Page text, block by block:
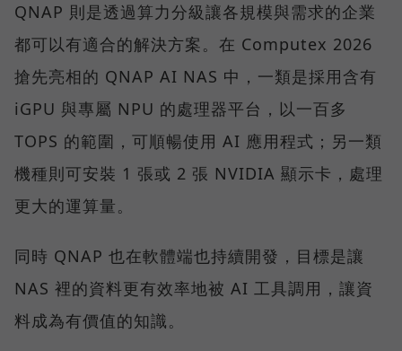
QNAP 則是透過算力分級讓各規模與需求的企業
都可以有適合的解決方案。在 Computex 2026
搶先亮相的 QNAP AI NAS 中，一類是採用含有
iGPU 與專屬 NPU 的處理器平台，以一百多
TOPS 的範圍，可順暢使用 AI 應用程式；另一類
機種則可安裝 1 張或 2 張 NVIDIA 顯示卡，處理
更大的運算量。
同時 QNAP 也在軟體端也持續開發，目標是讓
NAS 裡的資料更有效率地被 AI 工具調用，讓資
料成為有價值的知識。